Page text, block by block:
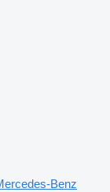
Benz